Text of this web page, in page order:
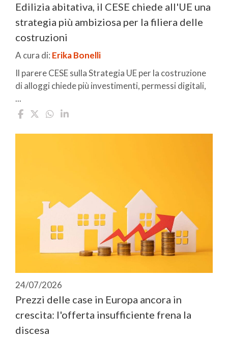
Edilizia abitativa, il CESE chiede all'UE una
strategia più ambiziosa per la filiera delle
costruzioni
A cura di: Erika Bonelli
Il parere CESE sulla Strategia UE per la costruzione
di alloggi chiede più investimenti, permessi digitali,
...
24/07/2026
Prezzi delle case in Europa ancora in
crescita: l'offerta insufficiente frena la
discesa